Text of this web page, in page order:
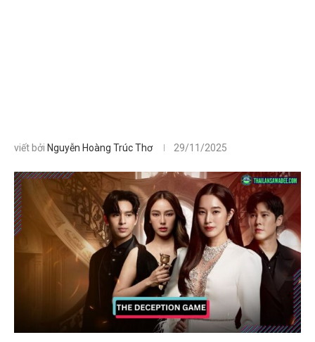
viết bởi Nguyễn Hoàng Trúc Thơ 29/11/2025